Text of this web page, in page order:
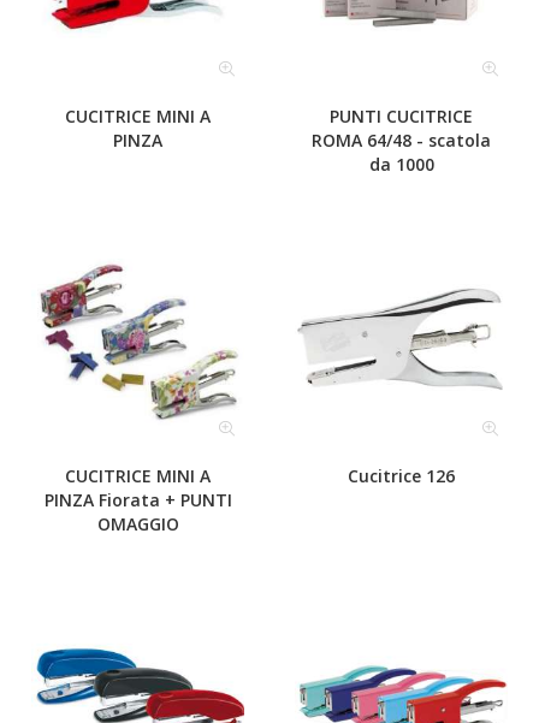
CUCITRICE MINI A
PINZA
PUNTI CUCITRICE
ROMA 64/48 - scatola
da 1000
CUCITRICE MINI A
PINZA Fiorata + PUNTI
OMAGGIO
Cucitrice 126